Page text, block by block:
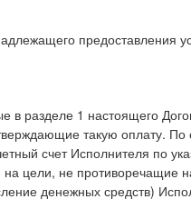
предоставления
в разделе 1 настоящего
такую оплату. По
счет Исполнителя по
цели, не противоречащие
денежных средств)